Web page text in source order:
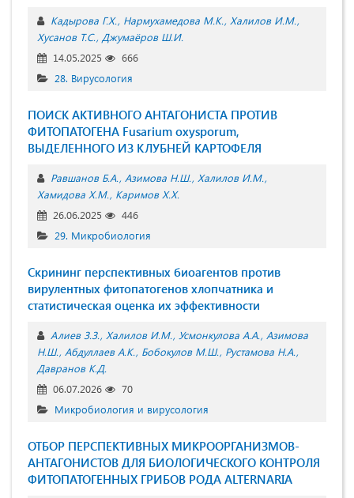
Кадырова Г.Х. Нармухамедова М.К. Халилов И.М.
Хусанов Т.С. Джумаёров Ш.И.
14.05.2025
666
28. Вирусология
ПОИСК АКТИВНОГО АНТАГОНИСТА ПРОТИВ
ФИТОПАТОГЕНА Fusarium oxysporum,
ВЫДЕЛЕННОГО ИЗ КЛУБНЕЙ КАРТОФЕЛЯ
Равшанов Б.А. Азимова Н.Ш. Халилов И.М.
Хамидова Х.М. Каримов Х.Х.
26.06.2025
446
29. Микробиология
Скрининг перспективных биоагентов против
вирулентных фитопатогенов хлопчатника и
статистическая оценка их эффективности
Алиев З.З. Халилов И.М. Усмонкулова А.А. Азимова
Н.Ш. Абдуллаев А.К. Бобокулов М.Ш. Рустамова Н.А.
Давранов К.Д.
06.07.2026
70
Микробиология и вирусология
ОТБОР ПЕРСПЕКТИВНЫХ МИКРООРГАНИЗМОВ-
АНТАГОНИСТОВ ДЛЯ БИОЛОГИЧЕСКОГО КОНТРОЛЯ
ФИТОПАТОГЕННЫХ ГРИБОВ РОДА ALTERNARIA